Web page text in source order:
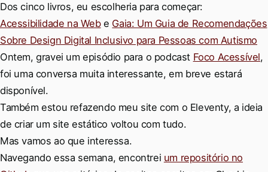
Dos cinco livros, eu escolheria para começar:
Acessibilidade na Webe Gaia: Um Guia de Recomendações
Sobre Design Digital Inclusivo para Pessoas com Autismo
Ontem, gravei um episódio para o podcast Foco Acessível,
foi uma conversa muita interessante, em breve estará
disponível.
Também estou refazendo meu site com o Eleventy, a ideia
de criar um site estático voltou com tudo.
Mas vamos ao que interessa.
Navegando essa semana, encontrei um repositório no